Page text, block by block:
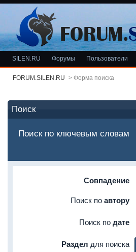
SILEN.RU Форумы Пользователи
FORUM.SILEN.RU > Форма поиска
Поиск
Поиск по ключевым словам
Совпадение
Поиск по автору
Поиск по дате
Раздел для поиска